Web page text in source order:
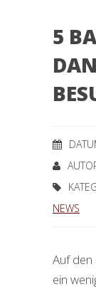
5
NEWS
Auf den
ein